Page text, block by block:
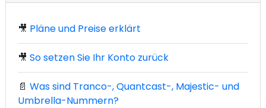
🎥 Pläne und Preise erklärt
🎥 So setzen Sie Ihr Konto zurück
📄 Was sind Tranco-, Quantcast-, Majestic- und
Umbrella-Nummern?